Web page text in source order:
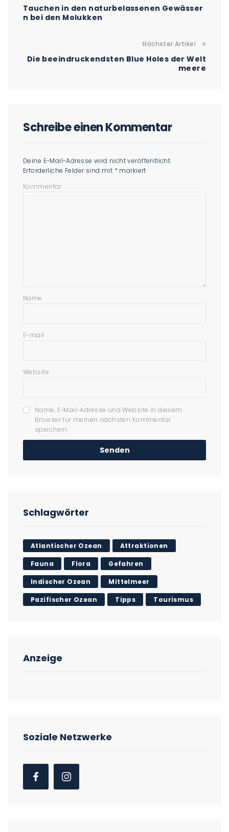
Tauchen in den naturbelassenen Gewässer
n bei den Molukken
Nächster Artikel
Die beeindruckendsten Blue Holes der Welt
meere
Schreibe einen Kommentar
Deine E-Mail-Adresse wird nicht veröffentlicht.
Erforderliche Felder sind mit * markiert
Kommentar
Name
E-mail
Website
Name, E-Mail-Adresse und Website in diesem
Browser für meinen nächsten Kommentar
speichern.
Schlagwörter
Atlantischer Ozean Attraktionen
Fauna Flora Gefahren
Indischer Ozean Mittelmeer
Pazifischer Ozean Tipps Tourismus
Anzeige
Soziale Netzwerke